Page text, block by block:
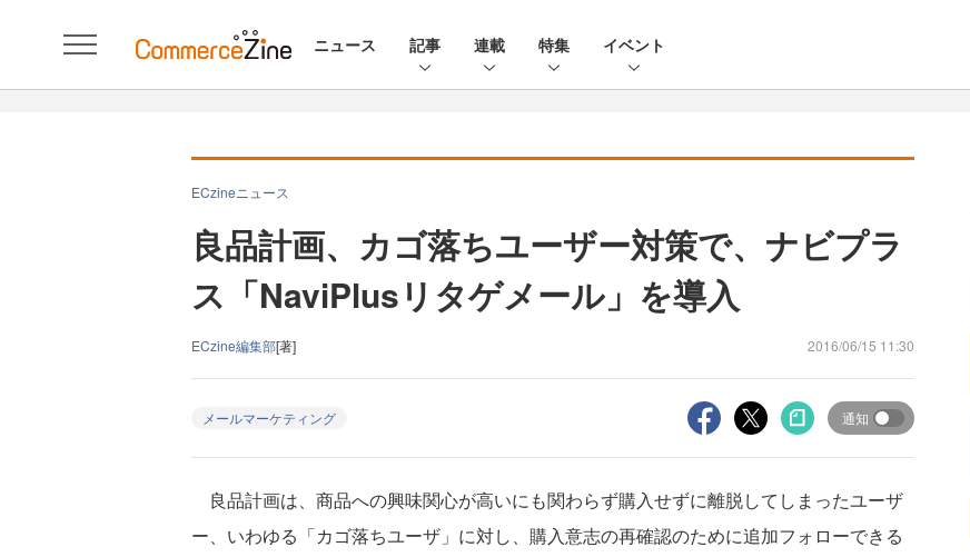
ニュース 記事 連載 特集 イベント
ECzineニュース
良品計画、カゴ落ちユーザー対策で、ナビプラ
ス「NaviPlusリタゲメール」を導入
ECzine編集部[著] 2016/06/15 11:30
メールマーケティング 通知
良品計画は、商品への興味関心が高いにも関わらず購入せずに離脱してしまったユーザ
ー、いわゆる「カゴ落ちユーザ」に対し、購入意志の再確認のために追加フォローできる